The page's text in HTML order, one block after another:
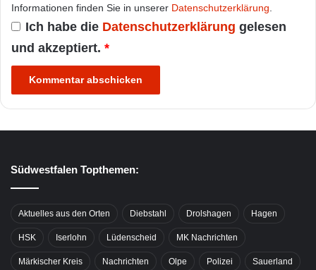
Informationen finden Sie in unserer Datenschutzerklärung
Ich habe die Datenschutzerklärung gelesen
und akzeptiert. *
Südwestfalen Topthemen:
Aktuelles aus den Orten Diebstahl Drolshagen Hagen
HSK Iserlohn Lüdenscheid MK Nachrichten
Märkischer Kreis Nachrichten Olpe Polizei Sauerland